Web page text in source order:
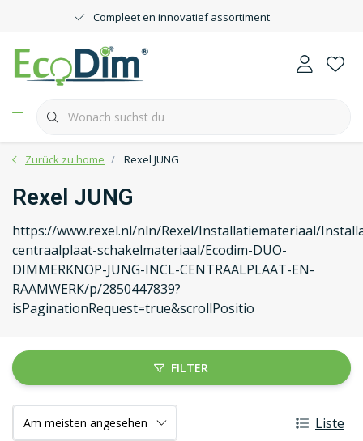
Compleet en innovatief assortiment
Zurück zu home Rexel JUNG
Rexel JUNG
https://www.rexel.nl/nln/Rexel/Installatiemateriaal/
centraalplaat-schakelmateriaal/Ecodim-DUO-
DIMMERKNOP-JUNG-INCL-CENTRAALPLAAT-EN-
RAAMWERK/p/2850447839?
isPaginationRequest=true&scrollPositio
FILTER
Liste